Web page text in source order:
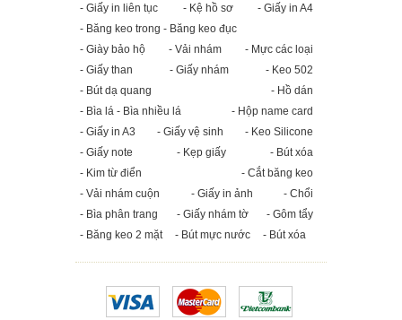
- Giấy in liên tục
- Kệ hồ sơ
- Giấy in A4
- Băng keo trong - Băng keo đục
- Giày bảo hộ
- Vải nhám
- Mực các loại
- Giấy than
- Giấy nhám
- Keo 502
- Bút dạ quang
- Hồ dán
- Bìa lá - Bìa nhiều lá
- Hộp name card
- Giấy in A3
- Giấy vệ sinh
- Keo Silicone
- Giấy note
- Kẹp giấy
- Bút xóa
- Kim từ điển
- Cắt băng keo
- Vải nhám cuộn
- Giấy in ảnh
- Chổi
- Bìa phân trang
- Giấy nhám tờ
- Gôm tẩy
- Băng keo 2 mặt
- Bút mực nước - Bút xóa